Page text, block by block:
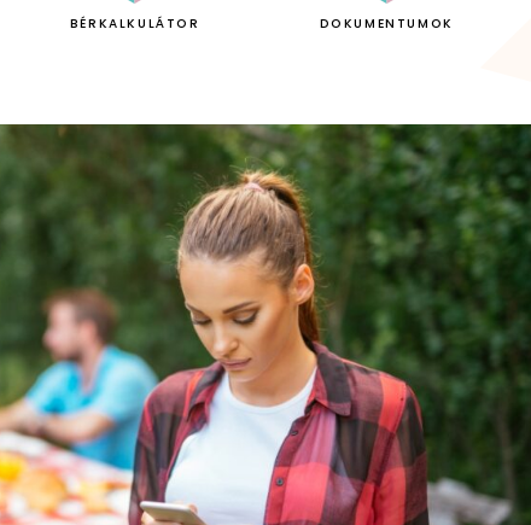
BÉRKALKULÁTOR DOKUMENTUMOK